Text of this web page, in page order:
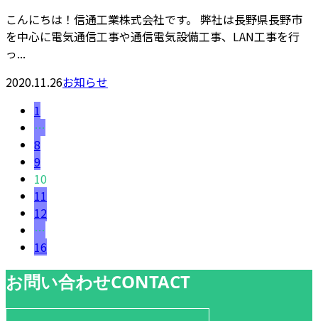
こんにちは！信通工業株式会社です。 弊社は長野県長野市
を中心に電気通信工事や通信電気設備工事、LAN工事を行
っ...
2020.11.26お知らせ
1
…
8
9
10
11
12
…
16
お問い合わせCONTACT